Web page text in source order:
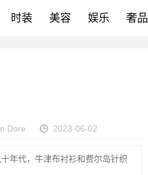
时装 美容 娱乐 奢品
Dore 2023-06-02
年代，牛津布衬衫和费尔岛针织